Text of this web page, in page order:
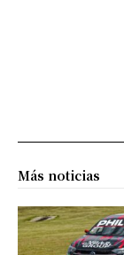
Más noticias